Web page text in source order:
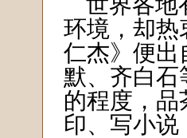
世界各地
环境，却热
仁杰》便出
默、齐白石
的程度，
印、写小